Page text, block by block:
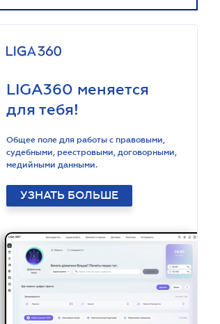
LIGA360 меняется
для тебя!
Общее поле для работы с правовыми,
судебными, реестровыми, договорными,
медийными данными.
УЗНАТЬ БОЛЬШЕ